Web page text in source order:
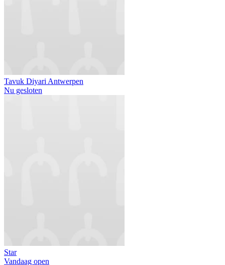
Tavuk Diyari Antwerpen
Nu gesloten
Star
Vandaag open